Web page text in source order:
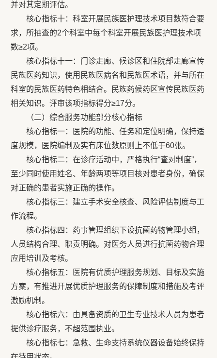
并对其定期评估。
核心指标十：科室开展民族医护理技术项目数符合要
求，所抽查的2个科室中每个科室开展民族医护理技术项
数≥2项。
核心指标十一：门诊走廊、候诊区和住院部走廊宣传
民族医药知识，使用民族医病名和民族医术语，并与所在
科室的民族医药特色相结合。民族药候药区宣传民族医药
相关知识。评审该项指标得分≥17分。
（二）综合服务功能部分核心指标
核心指标一：医院的功能、任务和定位明确，保持适
度规模，医院编制及实有床位数原则上不低于60张。
核心指标二：在诊疗活动中，严格执行“查对制度”，
至少同时使用姓名、年龄两项等项目核对患者身份，确保
对正确的患者实施正确的操作。
核心指标三：建立手术安全核查、风险评估制度与工
作流程。
核心指标四：药事管理组织下设抗菌药物管理小组，
人员结构合理、职责明确。对医务人员进行抗菌药物合理
应用培训及考核。
核心指标五：医院有优质护理服务规划、目标及实施
方案，有推进开展优质护理服务的保障制度和措施及考评
激励机制。
核心指标六：由具备资质的卫生专业技术人员为患者
提供诊疗服务，不超范围执业。
核心指标七：急救、生命支持系统仪器设备始终保持